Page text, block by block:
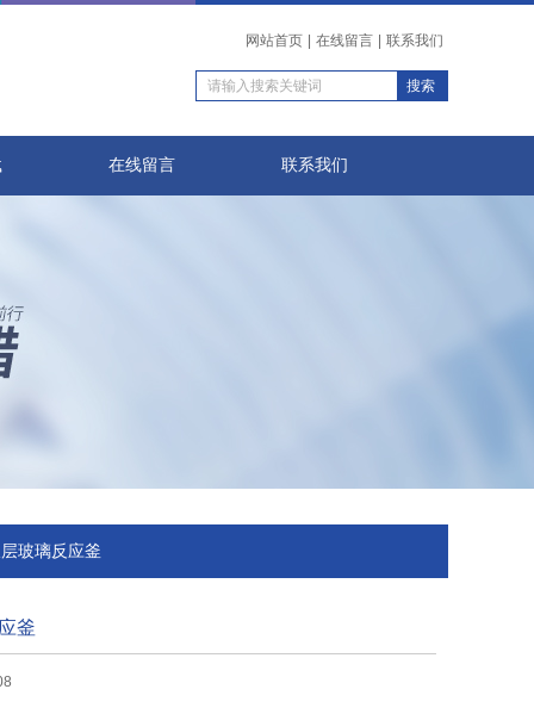
网站首页 在线留言 联系我们
在线留言 联系我们
玻璃反应釜
釜